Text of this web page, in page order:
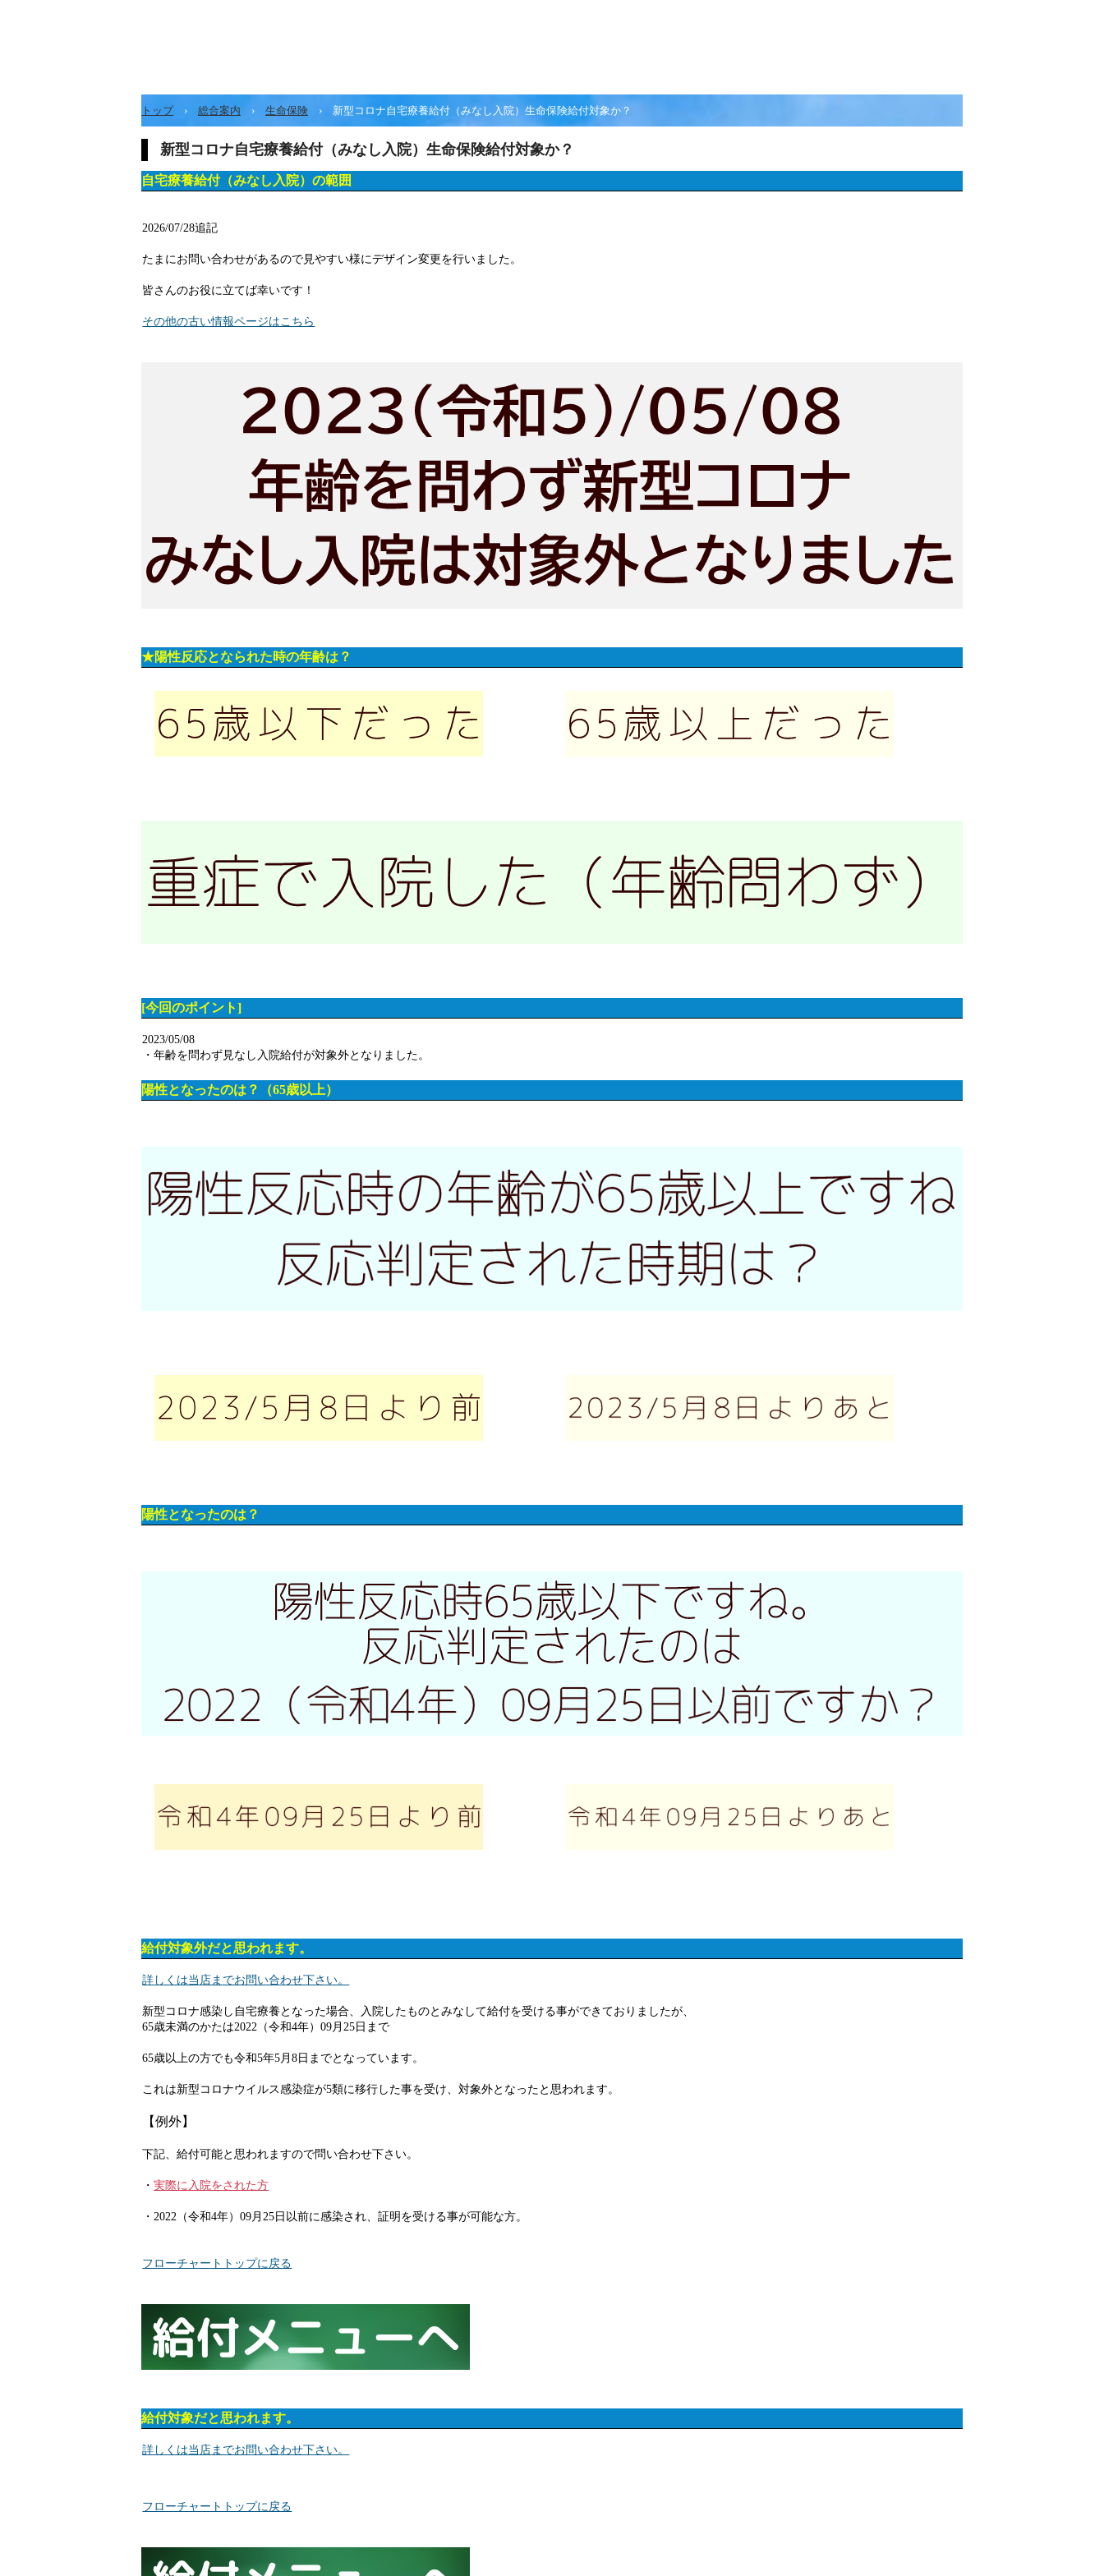
トップ › 総合案内 › 生命保険 › 新型コロナ自宅療養給付（みなし入院）生命保険給付対象か？
新型コロナ自宅療養給付（みなし入院）生命保険給付対象か？
自宅療養給付（みなし入院）の範囲
2026/07/28追記
たまにお問い合わせがあるので見やすい様にデザイン変更を行いました。
皆さんのお役に立てば幸いです！
その他の古い情報ページはこちら
★陽性反応となられた時の年齢は？
[今回のポイント]
2023/05/08
・年齢を問わず見なし入院給付が対象外となりました。
陽性となったのは？（65歳以上）
陽性となったのは？
給付対象外だと思われます。
詳しくは当店までお問い合わせ下さい。
新型コロナ感染し自宅療養となった場合、入院したものとみなして給付を受ける事ができておりましたが、
65歳未満のかたは2022（令和4年）09月25日まで
65歳以上の方でも令和5年5月8日までとなっています。
これは新型コロナウイルス感染症が5類に移行した事を受け、対象外となったと思われます。
【例外】
下記、給付可能と思われますので問い合わせ下さい。
・実際に入院をされた方
・2022（令和4年）09月25日以前に感染され、証明を受ける事が可能な方。
フローチャートトップに戻る
給付対象だと思われます。
詳しくは当店までお問い合わせ下さい。
フローチャートトップに戻る